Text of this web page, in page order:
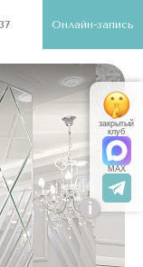
Онлайн-запись
i
закрытый
клуб
MAX